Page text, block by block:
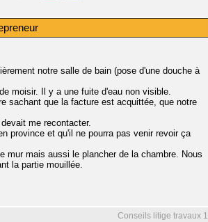
notre salle de bain (pose d'une douche à
moisir. Il y a une fuite d'eau non visible.
sachant que la facture est acquittée, que notre
me recontacter.
province et qu'il ne pourra pas venir revoir ça
mur mais aussi le plancher de la chambre. Nous
la partie mouillée.
Conseils litige travaux 1